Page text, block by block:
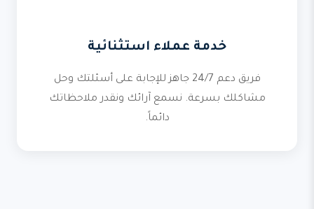
خدمة عملاء استثنائية
فريق دعم 24/7 جاهز للإجابة على أسئلتك وحل
مشاكلك بسرعة. نسمع آرائك ونقدر ملاحظاتك
دائماً.